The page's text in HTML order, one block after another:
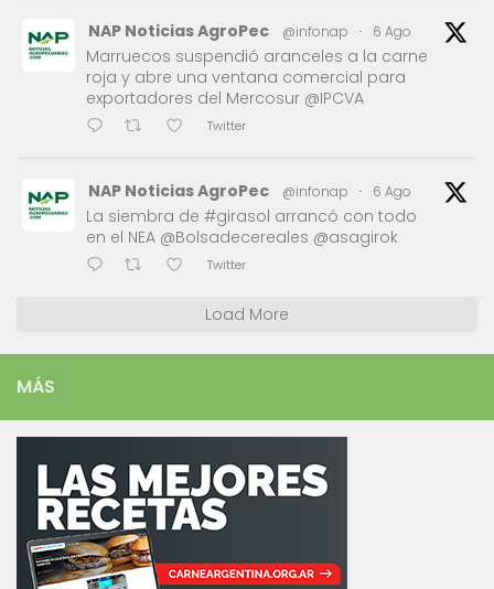
NAP Noticias AgroPec @infonap · 6 Ago
Marruecos suspendió aranceles a la carne
roja y abre una ventana comercial para
exportadores del Mercosur @IPCVA
Twitter
NAP Noticias AgroPec @infonap · 6 Ago
La siembra de #girasol arrancó con todo
en el NEA @Bolsadecereales @asagirok
Twitter
Load More
MÁS